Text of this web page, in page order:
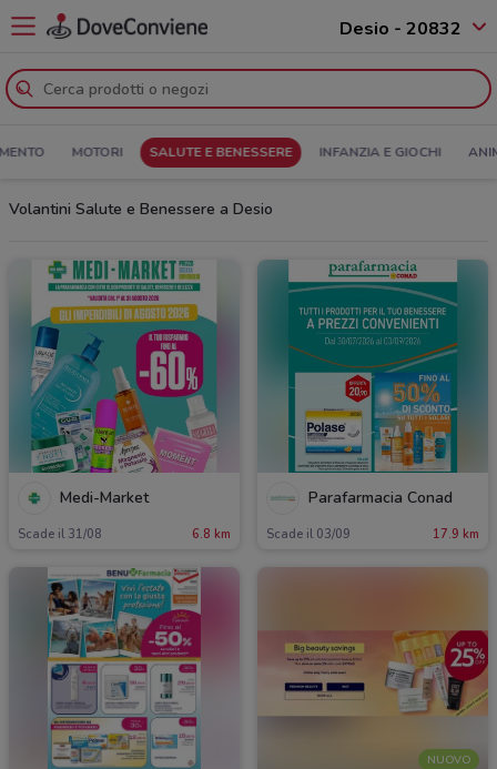
Desio - 20832
MOTORI SALUTE E BENESSERE INFANZIA E GIOCHI
Volantini Salute e Benessere a Desio
Medi-Market
Scade il 31/08 6.8 km
Parafarmacia Conad
Scade il 03/09 17.9 km
NUOVO